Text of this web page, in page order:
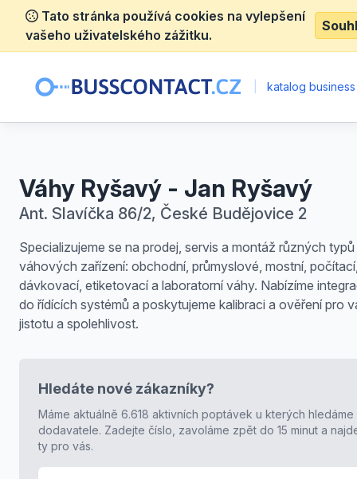
Tato stránka používá cookies na vylepšení
vašeho uživatelského zážitku.
katalog
Váhy Ryšavý - Jan Ryšavý
Ant. Slavíčka 86/2, České Budějovice 2
Specializujeme se na prodej, servis a montáž různých
váhových zařízení: obchodní, průmyslové, mostní,
dávkovací, etiketovací a laboratorní váhy. Nabízíme
do řídících systémů a poskytujeme kalibraci a ověření pro
jistotu a spolehlivost.
Hledáte nové zákazníky?
Máme aktuálně 6.618 aktivních poptávek u kterých hledáme
dodavatele. Zadejte číslo, zavoláme zpět do 15 minut a
ty pro vás.